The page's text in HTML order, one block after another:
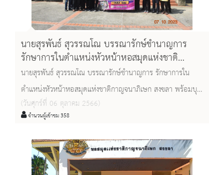
นายสุรพันธ์ สุวรรณโณ บรรณารักษ์ชำนาญการ
รักษาการในตำแหน่งหัวหน้าหอสมุดแห่งชาติ
กาญจนาภิเษก สงขลา พร้อมบุคลลากร ให้การ
ต้อนรับและนำชมแก่คณะผู้บริหารและบรรณารักษ์
จำนวน ๓๒ คน จาก Pahang State Library ,
Malaysia
นายสุรพันธ์ สุวรรณโณ บรรณารักษ์ชำนาญการ รักษาการใน
ตำแหน่งหัวหน้าหอสมุดแห่งชาติกาญจนาภิเษก สงขลา พร้อมบุ
คลลากร ให้การต้อนรับและนำชมแก่คณะผู้บริหารและ
บรรณารักษ์ จำนวน ๓๒ คน จาก Pahang State Library ,
Malaysia
(วันศุกร์ที่ 06 ตุลาคม 2566)
จำนวนผู้เข้าชม 358